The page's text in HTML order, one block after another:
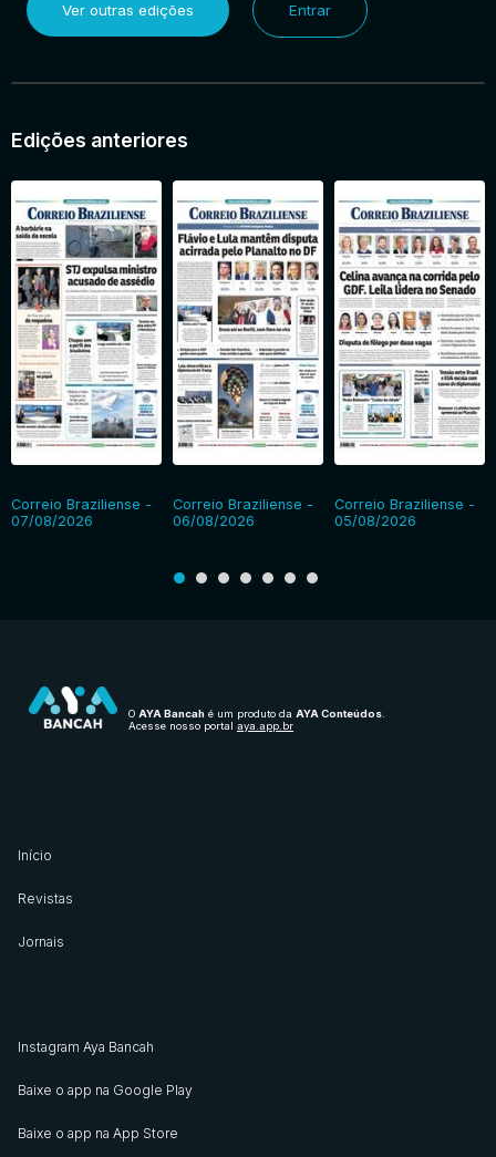
Ver outras edições Entrar
Edições anteriores
Correio Braziliense -
07/08/2026
Correio Braziliense -
06/08/2026
Correio Braziliense -
05/08/2026
O AYA Bancah é um produto da AYA Conteúdos
Acesse nosso portal aya.app.br
Início
Revistas
Jornais
Instagram Aya Bancah
Baixe o app na Google Play
Baixe o app na App Store